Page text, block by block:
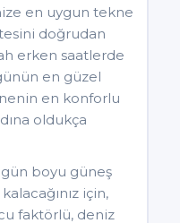
en uygun tekne
doğrudan
erken saatlerde
en güzel
en konforlu
oldukça
boyu güneş
için,
faktörlü, deniz